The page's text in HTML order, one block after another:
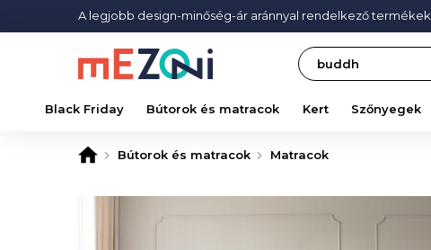
A legjobb design-minőség-ár aránnyal rendelkező termékek
Search
Black Friday Bútorok és matracok Kert Szőnyegek
Bútorok és matracok Matracok